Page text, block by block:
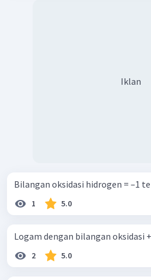
Iklan
Bilangan oksidasi hidrogen = –1
1 5.0
Logam dengan bilangan oksidasi
2 5.0